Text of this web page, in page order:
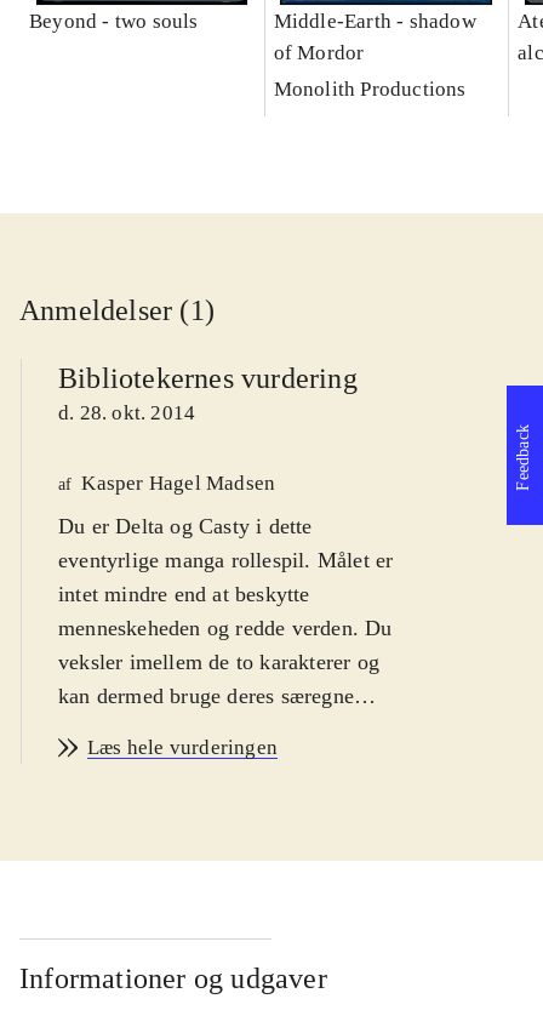
Beyond - two souls
Middle-Earth - shadow
of Mordor
Monolith Productions
Anmeldelser (1)
Bibliotekernes vurdering
d. 28. okt. 2014
af Kasper Hagel Madsen
Du er Delta og Casty i dette
eventyrlige manga rollespil. Målet er
intet mindre end at beskytte
menneskeheden og redde verden. Du
veksler imellem de to karakterer og
kan dermed bruge deres særegne
af genren japansk rollespil. Fra 12 år
Cas og Delta finde en magisk sang.
vil forhindre dem i at opnå det. De
bliver taget til fange af Zir, der leder
Genomirai kirken og er ved at lave
Læs hele vurderingen
Informationer og udgaver
Feedback